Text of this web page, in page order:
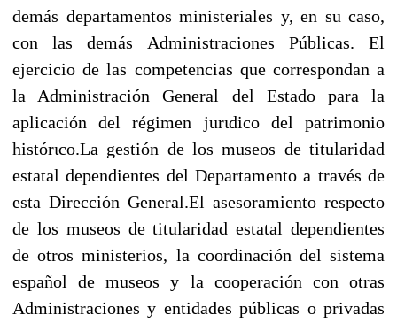
demás departamentos ministeriales y, en su caso,
con las demás Administraciones Públicas. El
ejercicio de las competencias que correspondan a
la Administración General del Estado para la
aplicación del régimen jurιdico del patrimonio
histórιco.La gestión de los museos de titularidad
estatal dependientes del Departamento a través de
esta Dirección General.El asesoramiento respecto
de los museos de titularidad estatal dependientes
de otros ministerios, la coordinación del sistema
español de museos y la cooperación con otras
Administraciones y entidades públicas o privadas